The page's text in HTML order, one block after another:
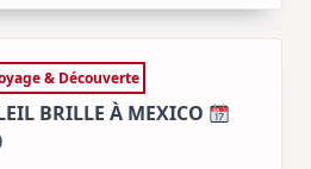
& Découverte
BRILLE À MEXICO